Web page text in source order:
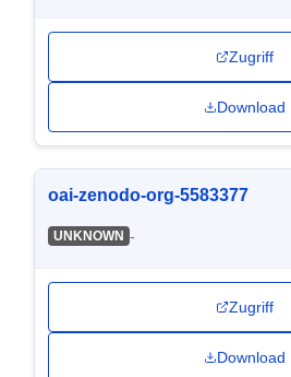
Zugriff
Download
oai-zenodo-org-5583377
UNKNOWN -
Zugriff
Download